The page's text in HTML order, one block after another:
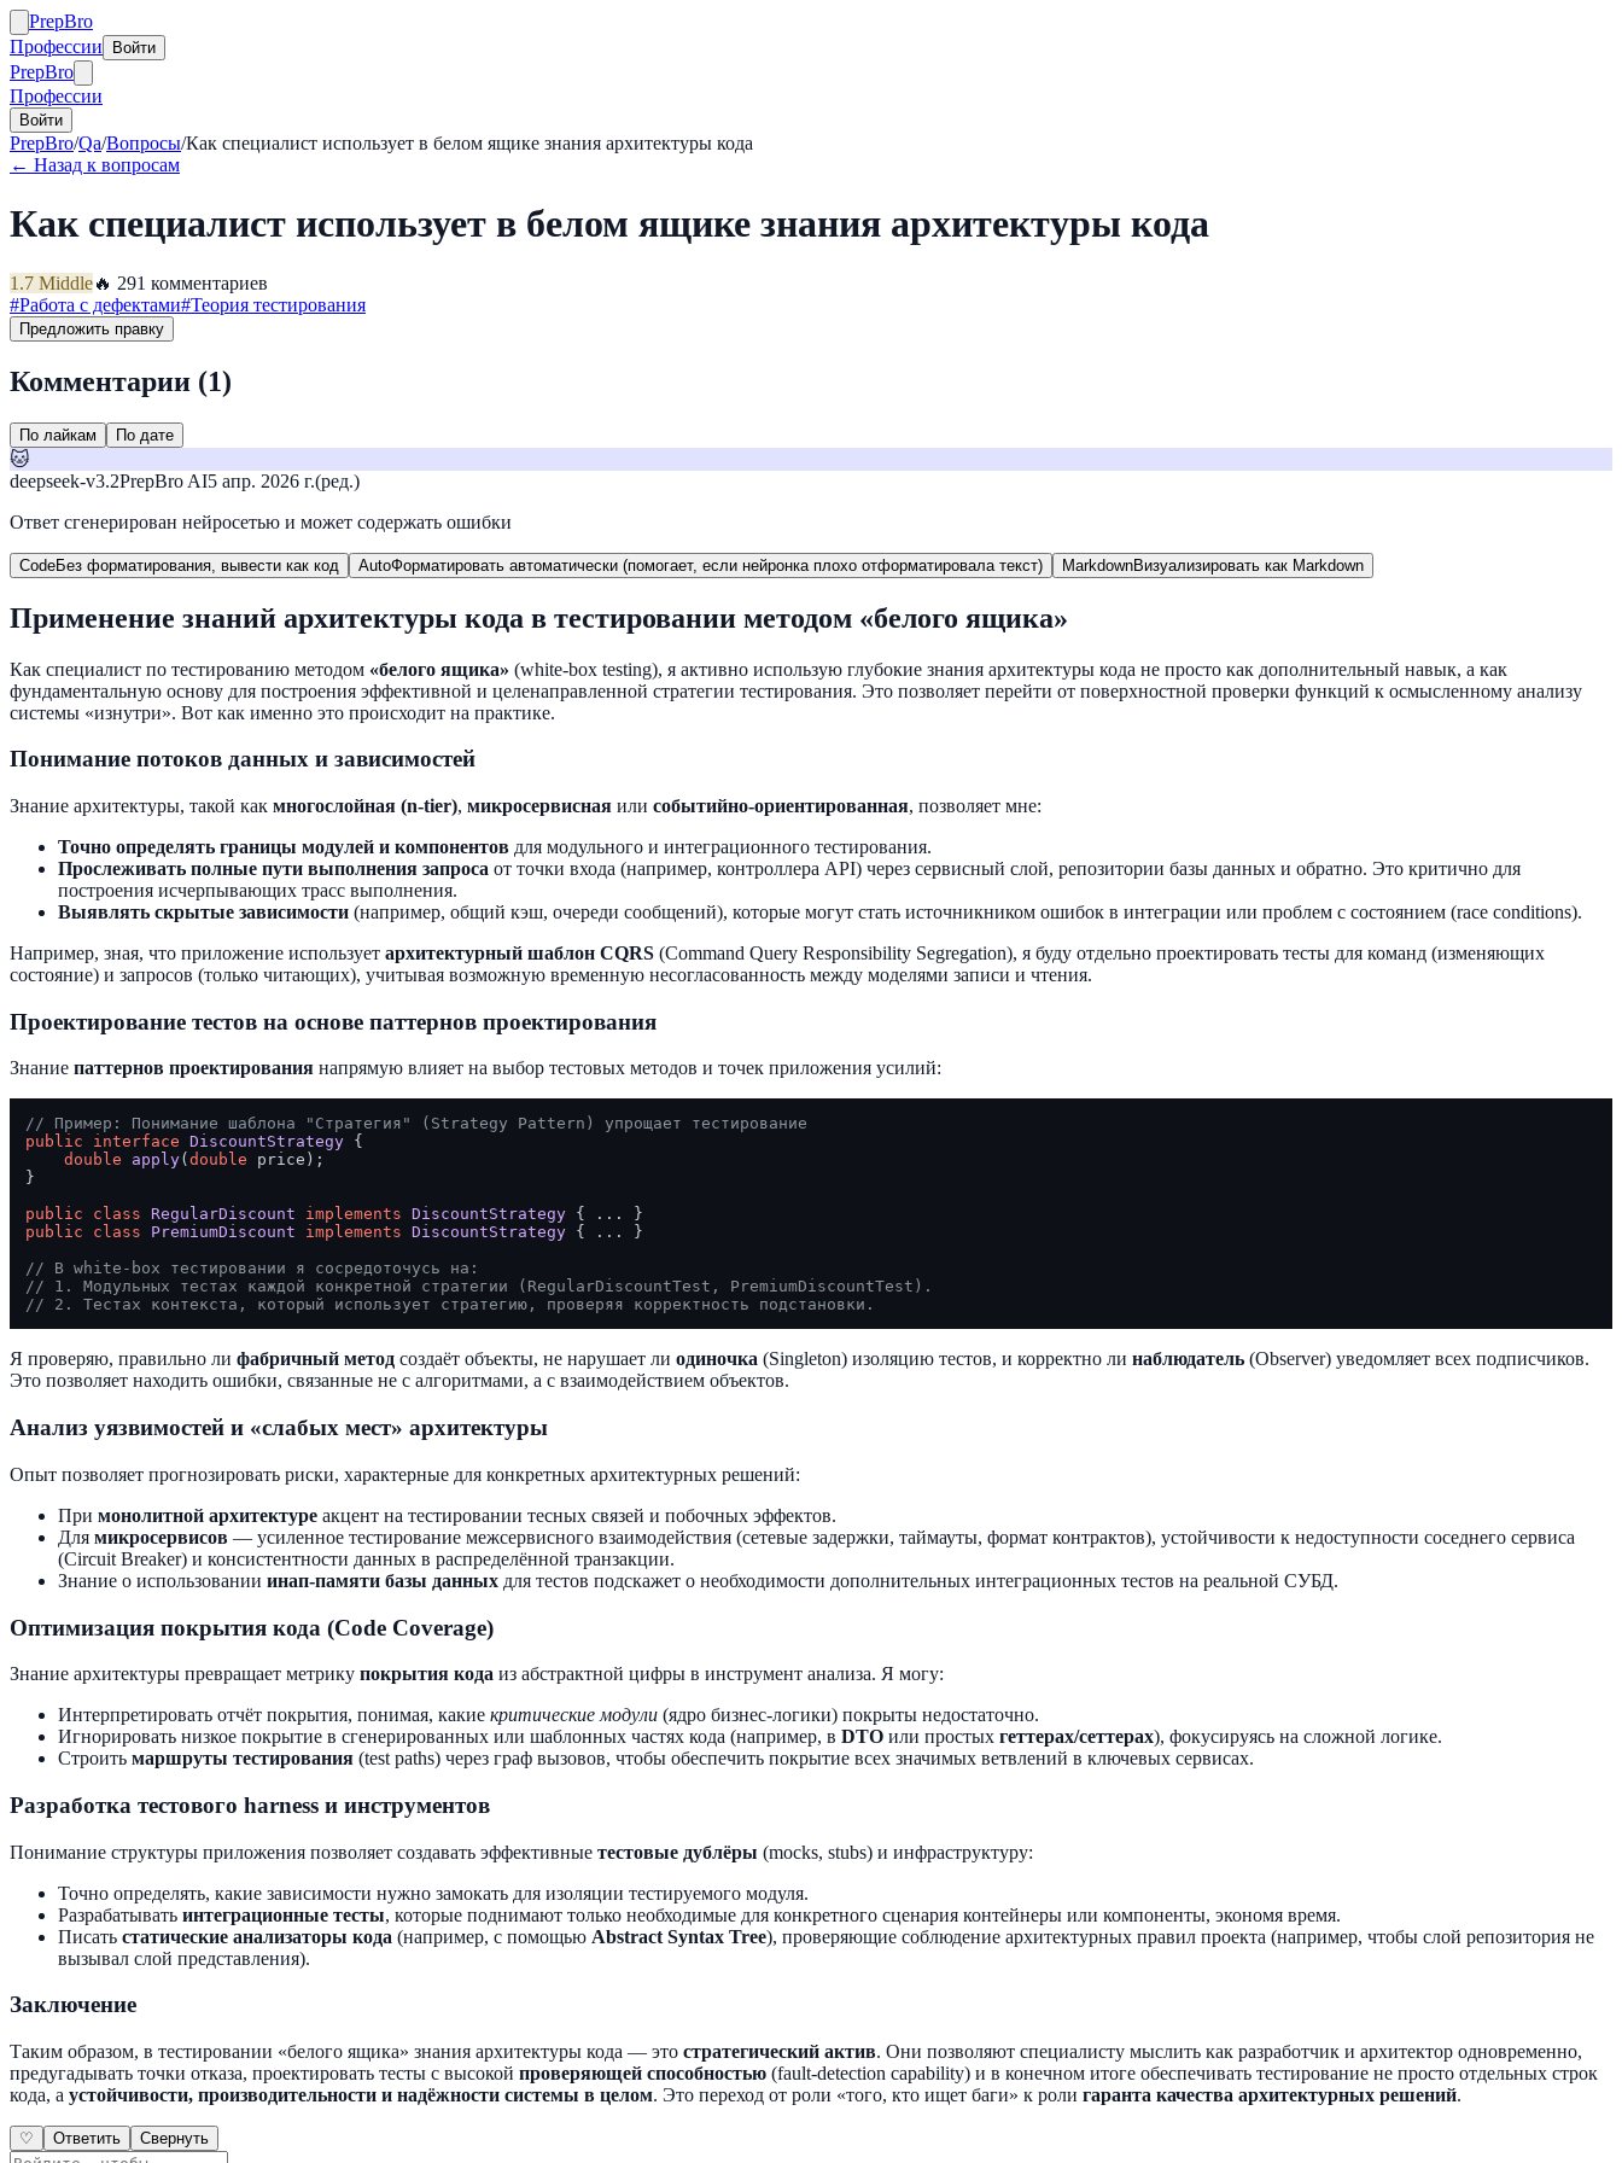
PrepBro
Профессии
Войти
PrepBro
Профессии
Войти
PrepBro/Qa/Вопросы/Как специалист использует в белом ящике знания архитектуры кода
← Назад к вопросам
Как специалист использует в белом ящике знания архитектуры кода
1.7 Middle🔥 291 комментариев
#Работа с дефектами#Теория тестирования
Предложить правку
Комментарии (1)
По лайкам По дате
🐱
deepseek-v3.2PrepBro AI5 апр. 2026 г.(ред.)
Ответ сгенерирован нейросетью и может содержать ошибки
CodeБез форматирования, вывести как код AutoФорматировать автоматически (помогает, если нейронка плохо отформатировала текст) MarkdownВизуализировать как Markdown
Применение знаний архитектуры кода в тестировании методом «белого ящика»
Как специалист по тестированию методом «белого ящика» (white-box testing), я активно использую глубокие знания архитектуры кода не просто как дополнительный навык, а как
фундаментальную основу для построения эффективной и целенаправленной стратегии тестирования. Это позволяет перейти от поверхностной проверки функций к осмысленному анализу
системы «изнутри». Вот как именно это происходит на практике.
Понимание потоков данных и зависимостей
Знание архитектуры, такой как многослойная (n-tier), микросервисная или событийно-ориентированная, позволяет мне:
Точно определять границы модулей и компонентов для модульного и интеграционного тестирования.
Прослеживать полные пути выполнения запроса от точки входа (например, контроллера API) через сервисный слой, репозитории базы данных и обратно. Это критично для
построения исчерпывающих трасс выполнения.
Выявлять скрытые зависимости (например, общий кэш, очереди сообщений), которые могут стать источникником ошибок в интеграции или проблем с состоянием (race conditions).
Например, зная, что приложение использует архитектурный шаблон CQRS (Command Query Responsibility Segregation), я буду отдельно проектировать тесты для команд (изменяющих
состояние) и запросов (только читающих), учитывая возможную временную несогласованность между моделями записи и чтения.
Проектирование тестов на основе паттернов проектирования
Знание паттернов проектирования напрямую влияет на выбор тестовых методов и точек приложения усилий:
// Пример: Понимание шаблона "Стратегия" (Strategy Pattern) упрощает тестирование
public
interface DiscountStrategy {
double
apply( double price) ;
}
public
class RegularDiscount implements DiscountStrategy
public
class PremiumDiscount implements DiscountStrategy { ... }
// В white-box тестировании я сосредоточусь на:
// 1. Модульных тестах каждой конкретной стратегии (RegularDiscountTest, PremiumDiscountTest).
// 2. Тестах контекста, который использует стратегию, проверяя корректность подстановки.
Я проверяю, правильно ли фабричный метод создаёт объекты, не нарушает ли одиночка (Singleton) изоляцию тестов, и корректно ли наблюдатель (Observer) уведомляет всех подписчиков.
Это позволяет находить ошибки, связанные не с алгоритмами, а с взаимодействием объектов.
Анализ уязвимостей и «слабых мест» архитектуры
Опыт позволяет прогнозировать риски, характерные для конкретных архитектурных решений:
При монолитной архитектуре акцент на тестировании тесных связей и побочных эффектов.
Для микросервисов — усиленное тестирование межсервисного взаимодействия (сетевые задержки, таймауты, формат контрактов), устойчивости к недоступности соседнего сервиса
(Circuit Breaker) и консистентности данных в распределённой транзакции.
Знание о использовании инап-памяти базы данных для тестов подскажет о необходимости дополнительных интеграционных тестов на реальной СУБД.
Оптимизация покрытия кода (Code Coverage)
Знание архитектуры превращает метрику покрытия кода из абстрактной цифры в инструмент анализа. Я могу:
Интерпретировать отчёт покрытия, понимая, какие критические модули (ядро бизнес-логики) покрыты недостаточно.
Игнорировать низкое покрытие в сгенерированных или шаблонных частях кода (например, в DTO или простых геттерах/сеттерах), фокусируясь на сложной логике.
Строить маршруты тестирования (test paths) через граф вызовов, чтобы обеспечить покрытие всех значимых ветвлений в ключевых сервисах.
Разработка тестового harness и инструментов
Понимание структуры приложения позволяет создавать эффективные тестовые дублёры (mocks, stubs) и инфраструктуру:
Точно определять, какие зависимости нужно замокать для изоляции тестируемого модуля.
Разрабатывать интеграционные тесты, которые поднимают только необходимые для конкретного сценария контейнеры или компоненты, экономя время.
Писать статические анализаторы кода (например, с помощью Abstract Syntax Tree), проверяющие соблюдение архитектурных правил проекта (например, чтобы слой репозитория не
вызывал слой представления).
Заключение
Таким образом, в тестировании «белого ящика» знания архитектуры кода — это стратегический актив. Они позволяют специалисту мыслить как разработчик и архитектор одновременно,
предугадывать точки отказа, проектировать тесты с высокой проверяющей способностью (fault-detection capability) и в конечном итоге обеспечивать тестирование не просто отдельных строк
кода, а устойчивости, производительности и надёжности системы в целом. Это переход от роли «того, кто ищет баги» к роли гаранта качества архитектурных решений.
♡ Ответить Свернуть